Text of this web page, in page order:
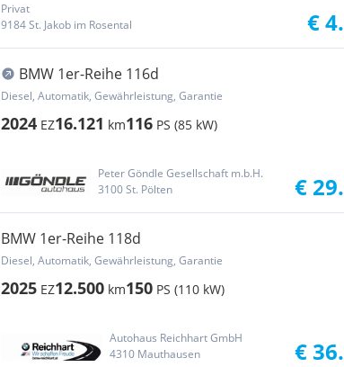
Privat
9184 St. Jakob im Rosental
€
BMW 1er-Reihe 116d
Diesel, Automatik, Gewährleistung, Garantie
2024 EZ16.121 km116 PS (85 kW)
Peter Göndle Gesellschaft m.b.H.
3100 St. Pölten
€
BMW 1er-Reihe 118d
Diesel, Automatik, Gewährleistung, Garantie
2025 EZ12.500 km150 PS (110 kW)
Autohaus Reichhart GmbH
4310 Mauthausen
€